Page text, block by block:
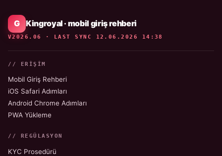
Kingroyal · mobil giriş rehberi
V2026.06 · LAST SYNC 12.06.2026 14:38
// ERIŞIM
Mobil Giriş Rehberi
iOS Safari Adımları
Android Chrome Adımları
PWA Yükleme
// REGÜLASYON
KYC Prosedürü